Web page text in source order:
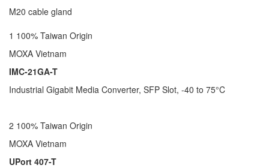
M20 cable gland
1 100% Taiwan Origin
MOXA Vietnam
IMC-21GA-T
Industrial Gigabit Media Converter, SFP Slot, -40 to 75°C
2 100% Taiwan Origin
MOXA Vietnam
UPort 407-T